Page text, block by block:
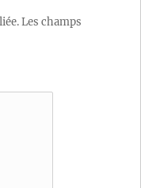
Les champs